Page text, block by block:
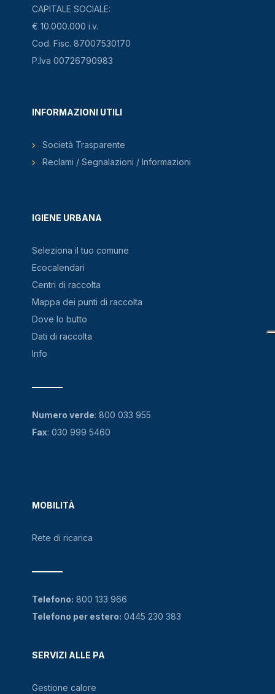
CAPITALE SOCIALE:
€ 10.000.000 i.v.
Cod. Fisc. 87007530170
P.Iva 00726790983
IGIENE URBANA
Seleziona il tuo comune
Ecocalendari
Centri di raccolta
Mappa dei punti di raccolta
Dove lo butto
Dati di raccolta
Info
MOBILITÀ
Rete di ricarica
SERVIZI ALLE PA
Gestione calore
INFORMAZIONI UTILI
Società Trasparente
Reclami / Segnalazioni / Informazioni
Numero verde: 800 033 955
Fax: 030 999 5460
Telefono: 800 133 966
Telefono per estero: 0445 230 383